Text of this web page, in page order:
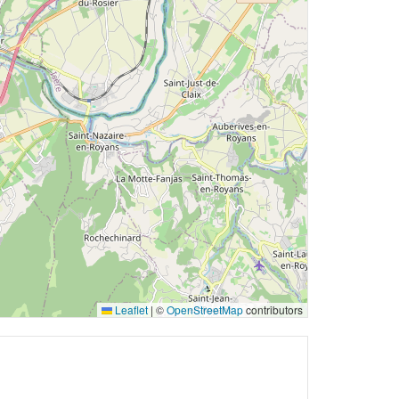
Leaflet | ©OpenStreetMapcontributors